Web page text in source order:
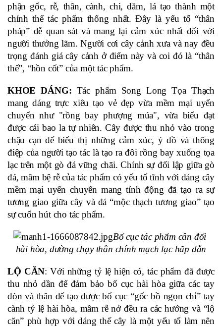
phận gốc, rễ, thân, cành, chi, dăm, lá tạo thành một
chỉnh thể tác phẩm thống nhất. Đây là yếu tố “thân
pháp” dễ quan sát và mang lại cảm xúc nhất đối với
người thưởng lãm. Người cơi cây cảnh xưa và nay đều
trọng đánh giá cây cảnh ở điểm này và coi đó là “thân
thế”, “hồn cốt” của một tác phẩm.
KHOE DÁNG: Tác phẩm Song Long Tọa Thạch
mang dáng trực xiêu tạo vẻ đẹp vừa mềm mại uyển
chuyển như "rồng bay phượng múa", vừa biểu đạt
được cái bao la tự nhiên. Cây được thu nhỏ vào trong
chậu cạn để biểu thị những cảm xúc, ý đồ và thông
điệp của người tạo tác là tạo ra đôi rồng bay xuống tọa
lạc trên một gò đá vững chãi. Chính sự đối lập giữa gò
đá, mâm bệ rễ của tác phẩm có yếu tố tĩnh với dáng cây
mềm mại uyển chuyển mang tính động đã tạo ra sự
tương giao giữa cây và đá “mộc thạch tương giao” tạo
sự cuốn hút cho tác phẩm.
Bố cục tác phẩm cân đối
hài hòa, đường chạy thân chính mạch lạc hấp dẫn
LỘ CĂN: Với những tỷ lệ hiện có, tác phẩm đã được
thu nhỏ dần để đảm bảo bố cục hài hòa giữa các tay
đòn và thân để tạo được bố cục “gốc bồ ngọn chỉ” tay
cành tỷ lệ hài hòa, mâm rễ nở đều ra các hướng và “lộ
căn” phù hợp với dáng thế cây là một yếu tố làm nên